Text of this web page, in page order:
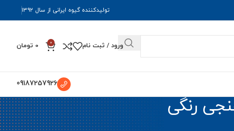
تولیدکننده گیوه ایرانی از سال ۱۳۹۲
ورود / ثبت نام 0
0 تومان
09187257926
رنگی